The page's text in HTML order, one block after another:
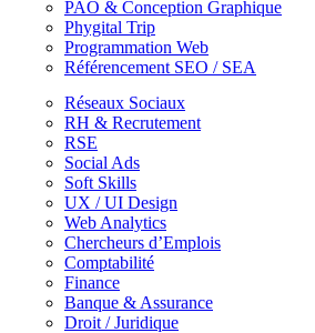
PAO & Conception Graphique
Phygital Trip
Programmation Web
Référencement SEO / SEA
Réseaux Sociaux
RH & Recrutement
RSE
Social Ads
Soft Skills
UX / UI Design
Web Analytics
Chercheurs d’Emplois
Comptabilité
Finance
Banque & Assurance
Droit / Juridique